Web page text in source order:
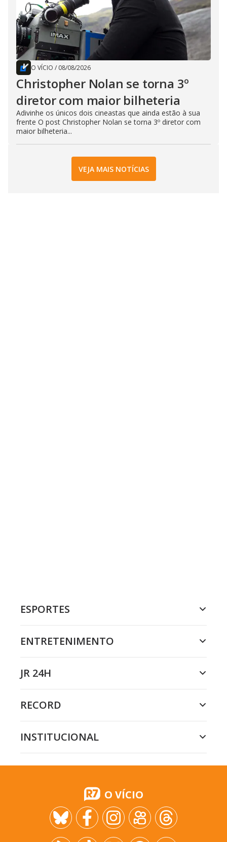
O VÍCIO / 08/08/2026
Christopher Nolan se torna 3º
diretor com maior bilheteria
Adivinhe os únicos dois cineastas que ainda estão à sua
frente O post Christopher Nolan se torna 3º diretor com
maior bilheteria...
VEJA MAIS NOTÍCIAS
ESPORTES
ENTRETENIMENTO
JR 24H
RECORD
INSTITUCIONAL
O VÍCIO